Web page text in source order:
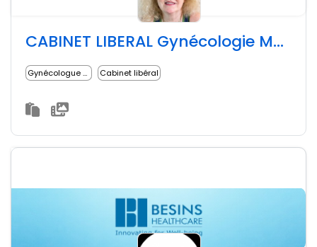
CABINET LIBERAL Gynécologie Médicale
Gynécologue médical Cabinet libéral